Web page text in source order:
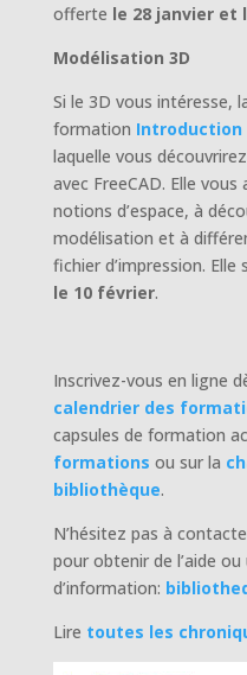
offerte le 28 janvier et
Modélisation 3D
Si le 3D vous intéresse,
formation Introduction
laquelle vous
avec FreeCAD. Elle
notions d’espace, à
modélisation et à
fichier d’impression.
le 10 février.
Inscrivez-vous en ligne
calendrier des
capsules de formation
formations ou sur la
bibliothèque.
N’hésitez pas à
pour obtenir de l’aide
d’information:
Lire toutes les